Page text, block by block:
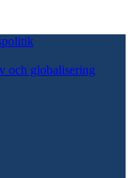
och globalisering